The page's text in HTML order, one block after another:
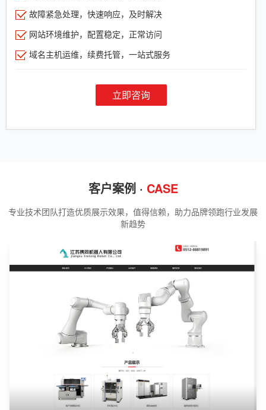
故障紧急处理，快速响应，及时解决
网站环境维护，配置稳定，正常访问
域名主机运维，续费托管，一站式服务
立即咨询
客户案例 · CASE
专业技术团队打造优质展示效果，值得信赖，助力品牌领跑行业发展
新趋势